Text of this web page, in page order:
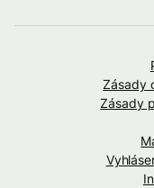
Zásady
Zásady